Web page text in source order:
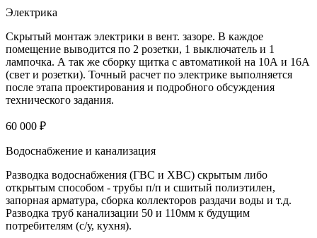
Электрика
Скрытый монтаж электрики в вент. зазоре. В каждое
помещение выводится по 2 розетки, 1 выключатель и 1
лампочка. А так же сборку щитка с автоматикой на 10А и 16А
(свет и розетки). Точный расчет по электрике выполняется
после этапа проектирования и подробного обсуждения
технического задания.
60 000 ₽
Водоснабжение и канализация
Разводка водоснабжения (ГВС и ХВС) скрытым либо
открытым способом - трубы п/п и сшитый полиэтилен,
запорная арматура, сборка коллекторов раздачи воды и т.д.
Разводка труб канализации 50 и 110мм к будущим
потребителям (с/у, кухня).